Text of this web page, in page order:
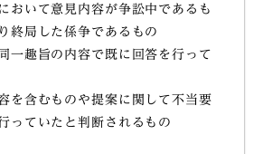
おいて意見内容が争訟中であるも
終局した係争であるもの
一趣旨の内容で既に回答を行って
を含むものや提案に関して不当要
っていたと判断されるもの